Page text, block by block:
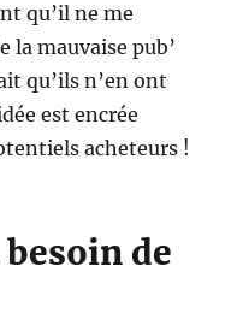
qu’il ne me
la mauvaise pub’
qu’ils n’en ont
est encrée
acheteurs !
besoin de